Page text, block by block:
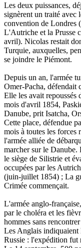
Les deux puissances,
signèrent un traité avec
convention de Londres
L'Autriche et la Prusse
avril). Nicolas restait
Turquie, auxquelles,
se joindre le Piémont.
Depuis un an, l'armée
Omer-Pacha, défendait
Elle les avait
mois d'avril 1854,
Danube, prit Isatcha,
Cette place, défendue
mois à toutes les forces
l'armée alliée de
marcher sur le Danube.
le siège de Silistrie et
occupées par les
(juin-juillet 1854) ; La
Crimée commençait.
L'armée anglo-
par le choléra et les
hommes sans
Les Anglais indiquaient
Russie : l'expédition fut